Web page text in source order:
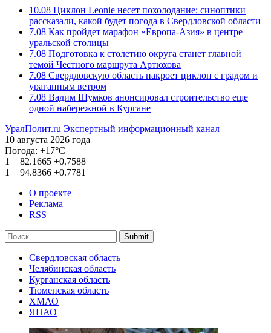
10.08 Циклон Leonie несет похолодание: синоптики
рассказали, какой будет погода в Свердловской области
7.08 Как пройдет марафон «Европа-Азия» в центре
уральской столицы
7.08 Подготовка к столетию округа станет главной
темой Честного маршрута Артюхова
7.08 Свердловскую область накроет циклон с градом и
ураганным ветром
7.08 Вадим Шумков анонсировал строительство еще
одной набережной в Кургане
УралПолит.ru Экспертный информационный канал
10 августа 2026 года
Погода: +17°С
1 = 82.1665 +0.7588
1 = 94.8366 +0.7781
О проекте
Реклама
RSS
Submit
Свердловская область
Челябинская область
Курганская область
Тюменская область
ХМАО
ЯНАО